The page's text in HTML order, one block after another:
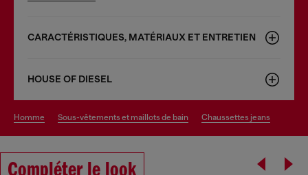
CARACTÉRISTIQUES, MATÉRIAUX ET ENTRETIEN
HOUSE OF DIESEL
homme sous-vêtements et maillots de bain chaussettes jeans
Compléter le look